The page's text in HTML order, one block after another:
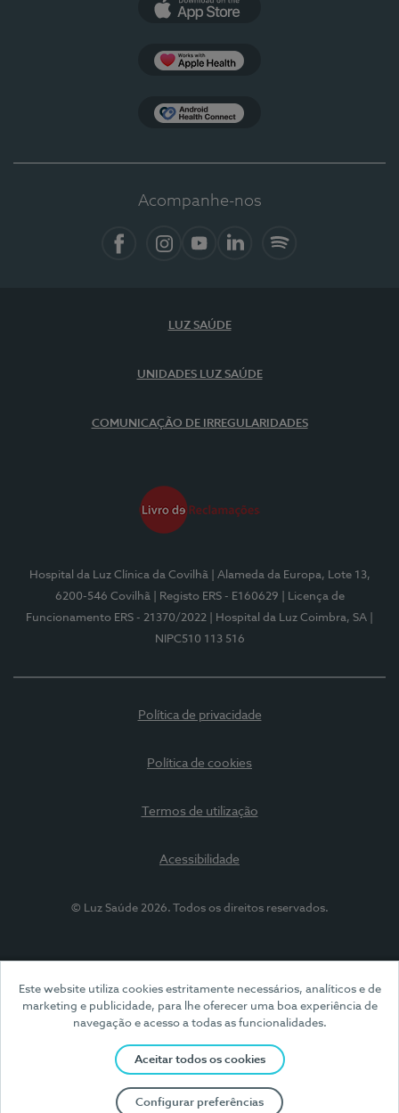
Este website utiliza cookies estritamente necessários, analíticos e de
marketing e publicidade, para lhe oferecer uma boa experiência de
navegação e acesso a todas as funcionalidades.
Aceitar todos os cookies
Configurar preferências
Acompanhe-nos
LUZ SAÚDE
UNIDADES LUZ SAÚDE
COMUNICAÇÃO DE IRREGULARIDADES
Hospital da Luz Clínica da Covilhã
| Alameda da Europa, Lote 13,
6200-546 Covilhã
| Registo ERS - E160629
| Licença de
Funcionamento ERS - 21370/2022
| Hospital da Luz Coimbra, SA
NIPC510 113 516
Política de privacidade
Política de cookies
Termos de utilização
Acessibilidade
© Luz Saúde 2026. Todos os direitos reservados.